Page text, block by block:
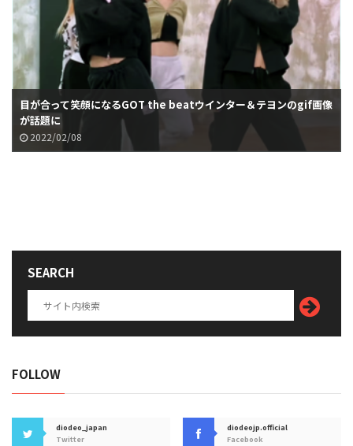
目が合って笑顔になるGOT the beatウインター＆テヨンのgif画像
が話題に
2022/02/08
SEARCH
FOLLOW
diodeo_japan
Twitter
diodeojp.official
Facebook